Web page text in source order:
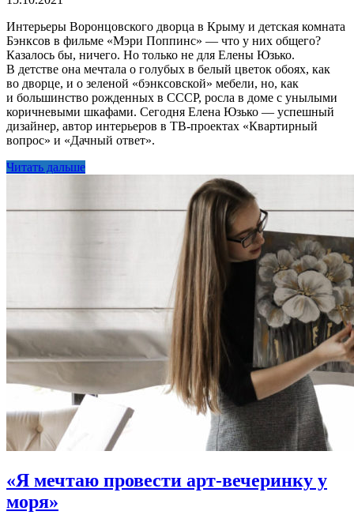
Интерьеры Воронцовского дворца в Крыму и детская комната
Бэнксов в фильме «Мэри Поппинс» — что у них общего?
Казалось бы, ничего. Но только не для Елены Юзько.
В детстве она мечтала о голубых в белый цветок обоях, как
во дворце, и о зеленой «бэнксовской» мебели, но, как
и большинство рожденных в СССР, росла в доме с унылыми
коричневыми шкафами. Сегодня Елена Юзько — успешный
дизайнер, автор интерьеров в ТВ-проектах «Квартирный
вопрос» и «Дачный ответ».
Читать дальше
«Я мечтаю провести арт-вечеринку у
моря»